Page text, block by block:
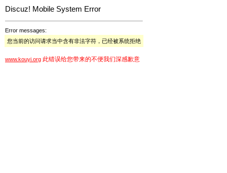
Discuz! Mobile System Error
Error messages:
您当前的访问请求当中含有非法字符，已经被系统拒绝
www.kouyi.org 此错误给您带来的不便我们深感歉意